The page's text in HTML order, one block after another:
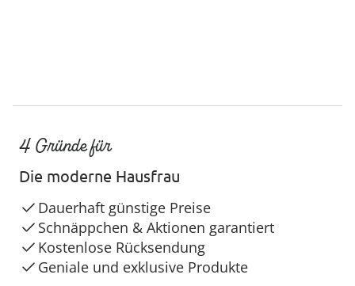
4 Gründe für
Die moderne Hausfrau
Dauerhaft günstige Preise
Schnäppchen & Aktionen garantiert
Kostenlose Rücksendung
Geniale und exklusive Produkte